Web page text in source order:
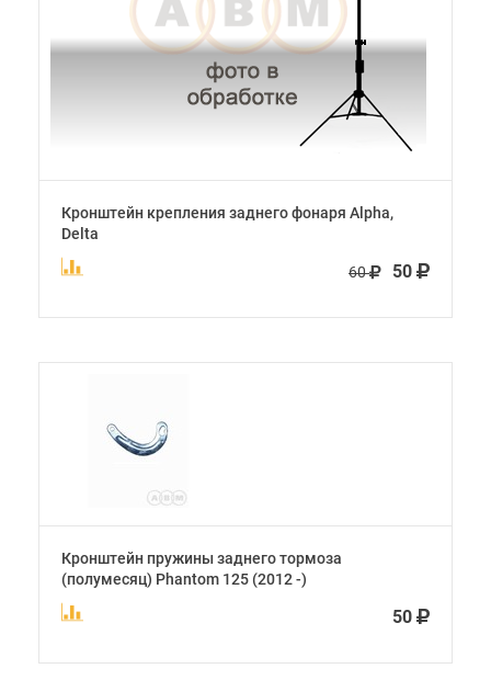
Кронштейн крепления заднего фонаря Alpha,
Delta
60 50
Кронштейн пружины заднего тормоза
(полумесяц) Phantom 125 (2012 -)
50